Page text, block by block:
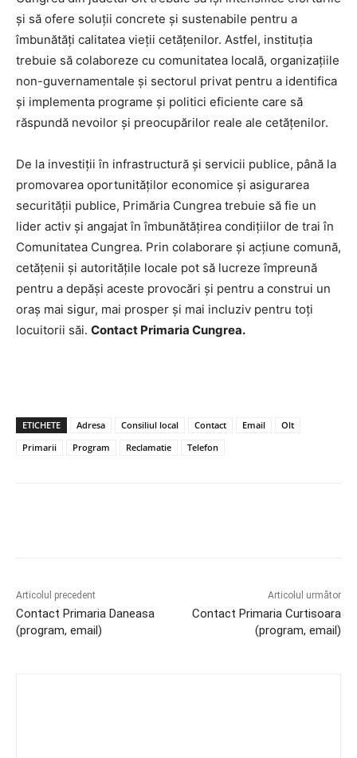
și să ofere soluții concrete și sustenabile pentru a
îmbunătăți calitatea vieții cetățenilor. Astfel, instituția
trebuie să colaboreze cu comunitatea locală, organizațiile
non-guvernamentale și sectorul privat pentru a identifica
și implementa programe și politici eficiente care să
răspundă nevoilor și preocupărilor reale ale cetățenilor.
De la investiții în infrastructură și servicii publice, până la
promovarea oportunităților economice și asigurarea
securității publice, Primăria Cungrea trebuie să fie un
lider activ și angajat în îmbunătățirea condițiilor de trai în
Comunitatea Cungrea. Prin colaborare și acțiune comună,
cetățenii și autoritățile locale pot să lucreze împreună
pentru a depăși aceste provocări și pentru a construi un
oraș mai sigur, mai prosper și mai incluziv pentru toți
locuitorii săi. Contact Primaria Cungrea.
ETICHETE Adresa Consiliul local Contact Email
Olt
Primarii
Program Reclamatie Telefon
Articolul precedent
Contact Primaria Daneasa
(program, email)
Articolul următor
Contact Primaria Curtisoara
(program, email)